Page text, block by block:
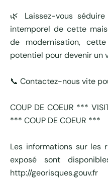
🌿 Laissez-vous
intemporel de cette
de modernisation,
potentiel pour devenir un
📞 Contactez-nous vite
COUP DE COEUR ***
*** COUP DE COEUR ***
Les informations sur les
exposé sont
http://georisques.gouv.fr